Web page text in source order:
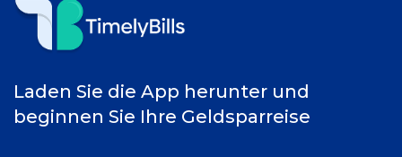
Laden Sie die App herunter und
beginnen Sie Ihre Geldsparreise